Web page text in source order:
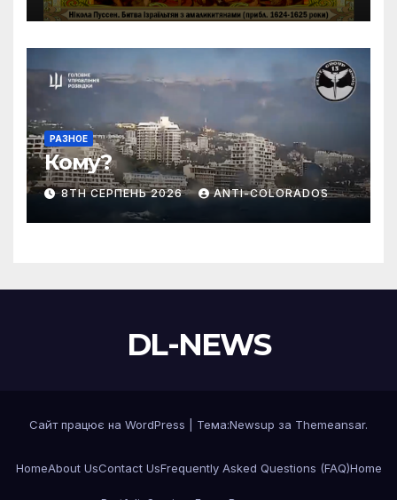
РАЗНОЕ
Кому?
8TH СЕРПЕНЬ 2026 ANTI-COLORADOS
DL-NEWS
Сайт працює на WordPress Тема:Newsup за Themeansar.
HomeAbout UsContact UsFrequently Asked Questions (FAQ)Home